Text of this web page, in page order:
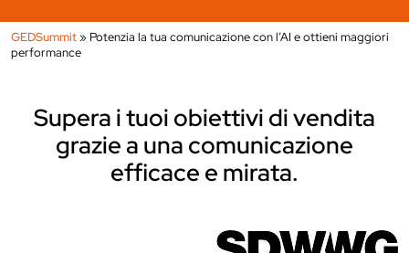
GEDSummit» Potenzia la tua comunicazione con l’AI e ottieni maggiori
performance
Supera i tuoi obiettivi di vendita
grazie a una comunicazione
efficace e mirata.